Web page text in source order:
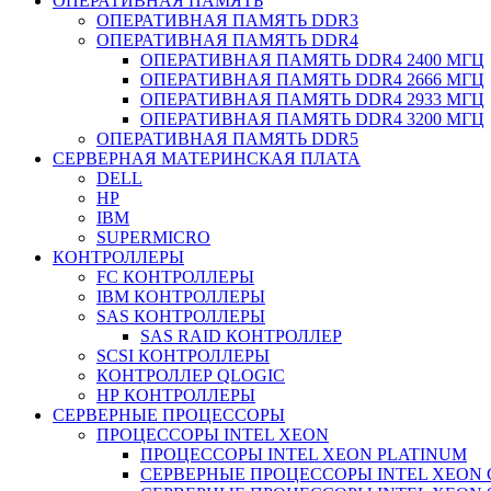
ОПЕРАТИВНАЯ ПАМЯТЬ DDR3
ОПЕРАТИВНАЯ ПАМЯТЬ DDR4
ОПЕРАТИВНАЯ ПАМЯТЬ DDR4 2400 МГЦ
ОПЕРАТИВНАЯ ПАМЯТЬ DDR4 2666 МГЦ
ОПЕРАТИВНАЯ ПАМЯТЬ DDR4 2933 МГЦ
ОПЕРАТИВНАЯ ПАМЯТЬ DDR4 3200 МГЦ
ОПЕРАТИВНАЯ ПАМЯТЬ DDR5
СЕРВЕРНАЯ МАТЕРИНСКАЯ ПЛАТА
DELL
HP
IBM
SUPERMICRO
КОНТРОЛЛЕРЫ
FC КОНТРОЛЛЕРЫ
IBM КОНТРОЛЛЕРЫ
SAS КОНТРОЛЛЕРЫ
SAS RAID КОНТРОЛЛЕР
SCSI КОНТРОЛЛЕРЫ
КОНТРОЛЛЕР QLOGIC
НР КОНТРОЛЛЕРЫ
СЕРВЕРНЫЕ ПРОЦЕССОРЫ
ПРОЦЕССОРЫ INTEL XEON
ПРОЦЕССОРЫ INTEL XEON PLATINUM
СЕРВЕРНЫЕ ПРОЦЕССОРЫ INTEL XEON